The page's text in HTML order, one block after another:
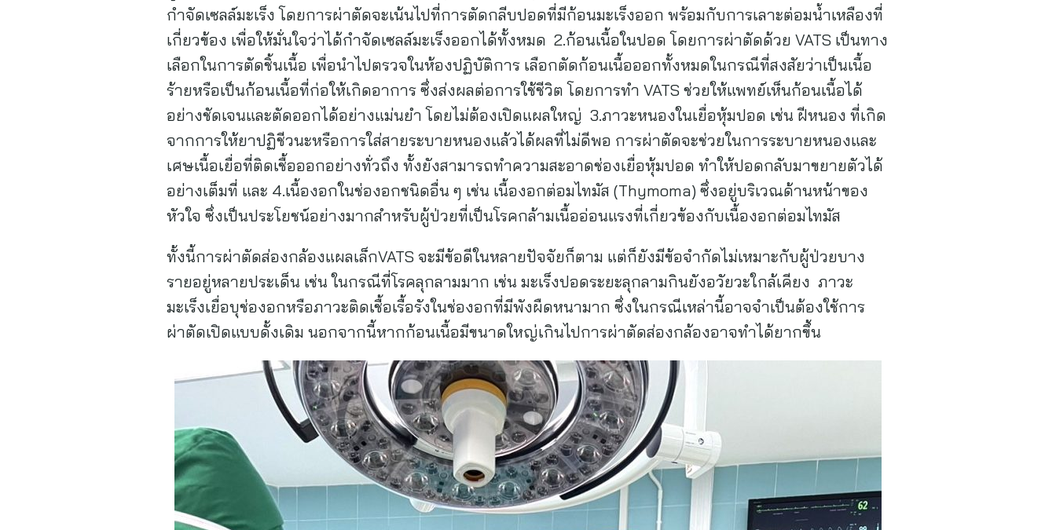
กำจัดเซลล์มะเร็ง โดยการผ่าตัดจะเน้นไปที่การตัดกลีบปอดที่มีก้อนมะเร็งออก พร้อมกับการเลาะต่อมน้ำเหลืองที่
เกี่ยวข้อง เพื่อให้มั่นใจว่าได้กำจัดเซลล์มะเร็งออกได้ทั้งหมด 2.ก้อนเนื้อในปอด โดยการผ่าตัดด้วย VATS เป็นทาง
เลือกในการตัดชิ้นเนื้อ เพื่อนำไปตรวจในห้องปฏิบัติการ เลือกตัดก้อนเนื้อออกทั้งหมดในกรณีที่สงสัยว่าเป็นเนื้อ
ร้ายหรือเป็นก้อนเนื้อที่ก่อให้เกิดอาการ ซึ่งส่งผลต่อการใช้ชีวิต โดยการทำ VATS ช่วยให้แพทย์เห็นก้อนเนื้อได้
อย่างชัดเจนและตัดออกได้อย่างแม่นยำ โดยไม่ต้องเปิดแผลใหญ่ 3.ภาวะหนองในเยื่อหุ้มปอด เช่น ฝีหนอง ที่เกิด
จากการให้ยาปฏิชีวนะหรือการใส่สายระบายหนองแล้วได้ผลที่ไม่ดีพอ การผ่าตัดจะช่วยในการระบายหนองและ
เศษเนื้อเยื่อที่ติดเชื้อออกอย่างทั่วถึง ทั้งยังสามารถทำความสะอาดช่องเยื่อหุ้มปอด ทำให้ปอดกลับมาขยายตัวได้
อย่างเต็มที่ และ 4.เนื้องอกในช่องอกชนิดอื่น ๆ เช่น เนื้องอกต่อมไทมัส (Thymoma) ซึ่งอยู่บริเวณด้านหน้าของ
หัวใจ ซึ่งเป็นประโยชน์อย่างมากสำหรับผู้ป่วยที่เป็นโรคกล้ามเนื้ออ่อนแรงที่เกี่ยวข้องกับเนื้องอกต่อมไทมัส
ทั้งนี้การผ่าตัดส่องกล้องแผลเล็กVATS จะมีข้อดีในหลายปัจจัยก็ตาม แต่ก็ยังมีข้อจำกัดไม่เหมาะกับผู้ป่วยบาง
รายอยู่หลายประเด็น เช่น ในกรณีที่โรคลุกลามมาก เช่น มะเร็งปอดระยะลุกลามกินยังอวัยวะใกล้เคียง ภาวะ
มะเร็งเยื่อบุช่องอกหรือภาวะติดเชื้อเรื้อรังในช่องอกที่มีพังผืดหนามาก ซึ่งในกรณีเหล่านี้อาจจำเป็นต้องใช้การ
ผ่าตัดเปิดแบบดั้งเดิม นอกจากนี้หากก้อนเนื้อมีขนาดใหญ่เกินไปการผ่าตัดส่องกล้องอาจทำได้ยากขึ้น